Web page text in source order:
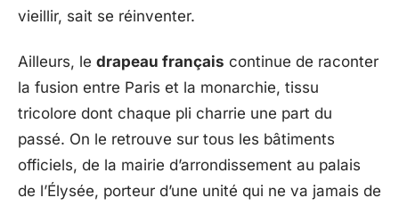
vieillir, sait se réinventer.
Ailleurs, le drapeau français continue de raconter
la fusion entre Paris et la monarchie, tissu
tricolore dont chaque pli charrie une part du
passé. On le retrouve sur tous les bâtiments
officiels, de la mairie d’arrondissement au palais
de l’Élysée, porteur d’une unité qui ne va jamais de